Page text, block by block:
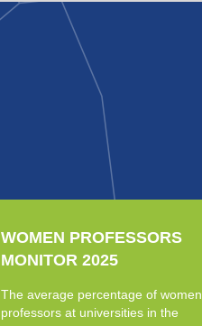
WOMEN PROFESSORS
MONITOR 2025
The average percentage of women
professors at universities in the